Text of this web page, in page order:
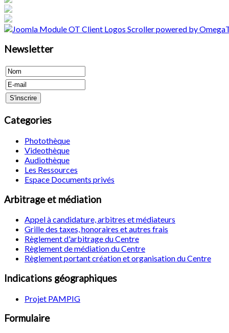
Newsletter
Categories
Photothèque
Videothèque
Audiothèque
Les Ressources
Espace Documents privés
Arbitrage et médiation
Appel à candidature, arbitres et médiateurs
Grille des taxes, honoraires et autres frais
Règlement d'arbitrage du Centre
Règlement de médiation du Centre
Règlement portant création et organisation du Centre
Indications géographiques
Projet PAMPIG
Formulaire